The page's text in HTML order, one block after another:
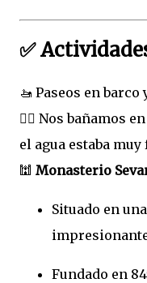
✅
🚤 Paseos en barco
🏊‍♂️ Nos bañamos
el agua estaba muy
🕍 Monasterio
Situado en
Fundado en